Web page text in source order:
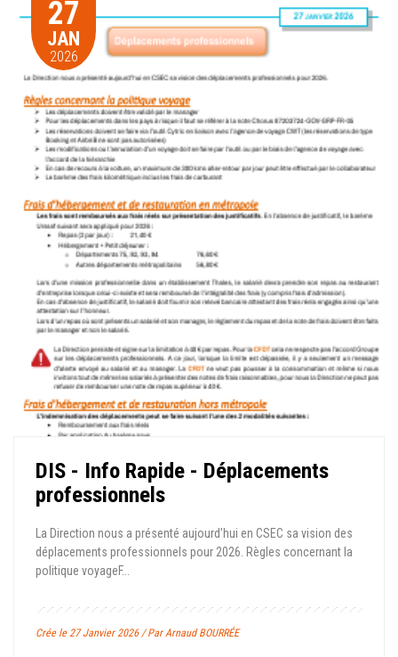
27
JAN
2026
DIS - Info Rapide - Déplacements
professionnels
La Direction nous a présenté aujourd’hui en CSEC sa vision des
déplacements professionnels pour 2026. Règles concernant la
politique voyage F...
Crée le 27 Janvier 2026 / Par Arnaud BOURRÉE